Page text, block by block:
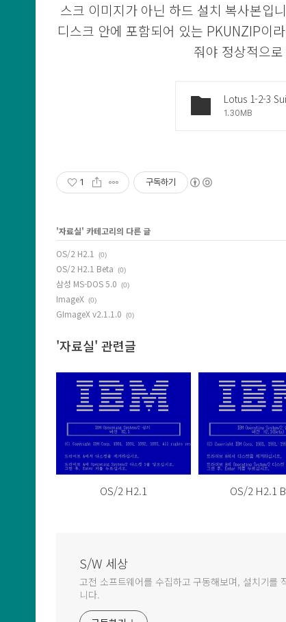
스크 이미지가 아닌 하드 설치 복사본입
디스크 안에 포함되어 있는 PKUNZIP이
줘야 정상적으
Lotus 1-2-3
1.30MB
1 구독하기
'자료실' 카테고리의 다른 글
OS/2 H2.1
(0)
OS/2 H2.1 Beta (0)
삼성 MS-DOS 5.0 (0)
ImageX (0)
GImageX v2.1.1.0 (0)
'자료실' 관련글
OS/2 H2.1 OS/2 H2.1
S/W 세상
고전 소프트웨어를 수집하고 구동해보며, 설치기를
니다.